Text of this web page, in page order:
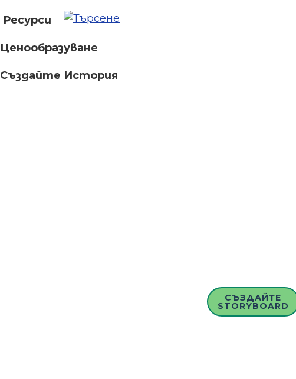
Ресурси
Ценообразуване
Създайте История
СЪЗДАЙТЕ
STORYBOARD